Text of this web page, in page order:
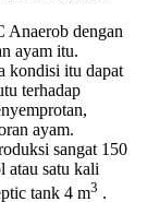
dengan
ayam itu.
kondisi itu dapat
terhadap
ayam.
sangat 150
satu kali
tank 4 m3 .